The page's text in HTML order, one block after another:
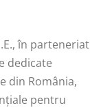
în parteneriat
dedicate
din România,
pentru